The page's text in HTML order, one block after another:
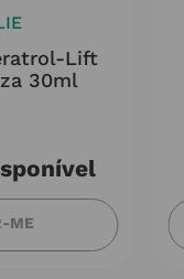
Lift
30ml
ME